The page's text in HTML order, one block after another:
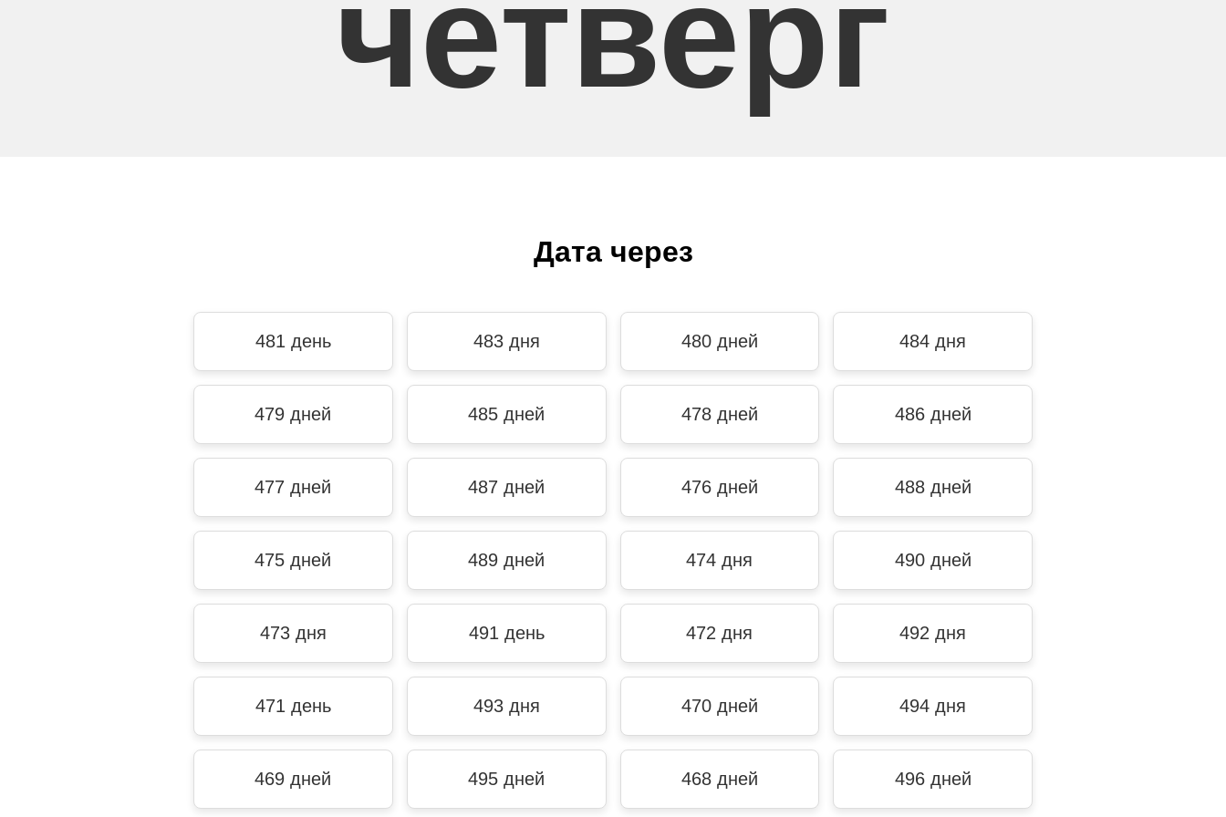
четверг
Дата через
481 день 483 дня 480 дней 484 дня
479 дней 485 дней 478 дней 486 дней
477 дней 487 дней 476 дней 488 дней
475 дней 489 дней 474 дня 490 дней
473 дня 491 день 472 дня 492 дня
471 день 493 дня 470 дней 494 дня
469 дней 495 дней 468 дней 496 дней